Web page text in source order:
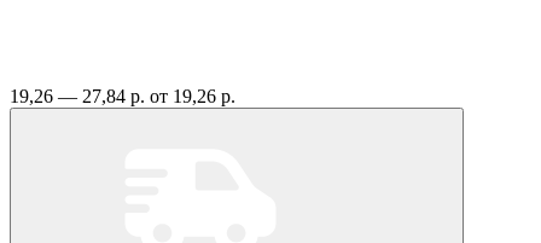
19,26 — 27,84 р. от 19,26 р.